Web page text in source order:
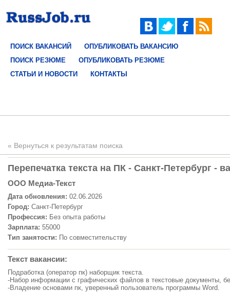
ПОИСК ВАКАНСИЙ
ОПУБЛИКОВАТЬ ВАКАНСИЮ
ПОИСК РЕЗЮМЕ
ОПУБЛИКОВАТЬ РЕЗЮМЕ
СТАТЬИ И НОВОСТИ
КОНТАКТЫ
« Вернуться к результатам поиска
Перепечатка текста на ПК - Санкт-Петербург -
ООО Медиа-Текст
Дата обновления: 02.06.2026
Город: Санкт-Петербург
Профессия: Без опыта работы
Зарплата: 55000
Тип занятости: По совместительству
Текст вакансии:
Подработка (оператор пк) наборщик текста.
-Набор информации с графических файлов в текстовые документы,
-Владение основами пк, уверенный пользователь программы Word.